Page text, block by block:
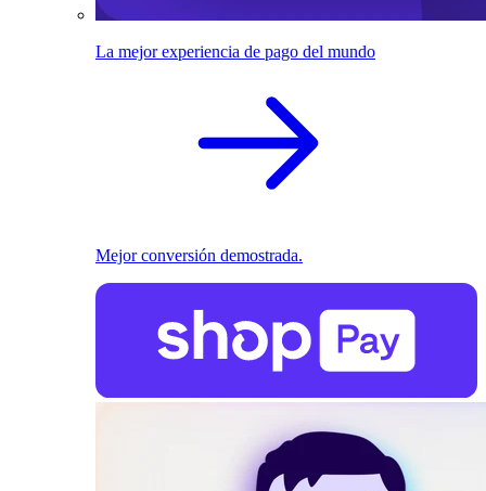
La mejor experiencia de pago del mundo
Mejor conversión demostrada.